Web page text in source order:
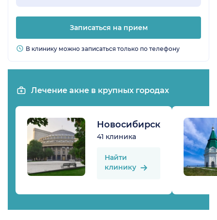
Записаться на прием
В клинику можно записаться только по телефону
Лечение акне в крупных городах
Новосибирск
41 клиника
Найти
клинику